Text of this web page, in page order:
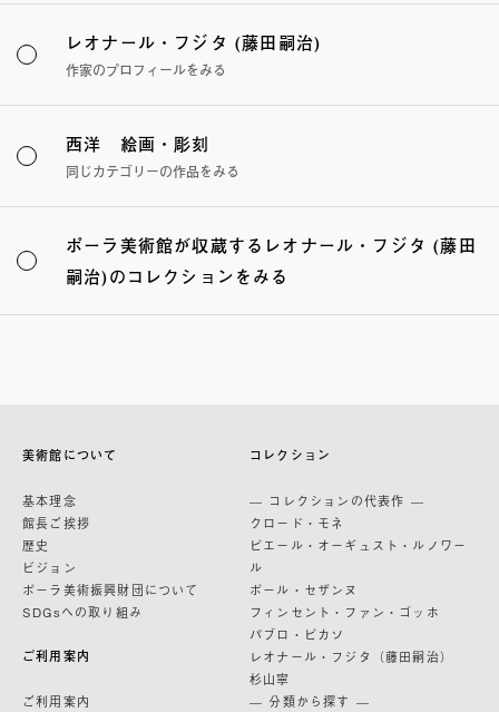
レオナール・フジタ (藤田嗣治)
作家のプロフィールをみる
西洋 絵画・彫刻
同じカテゴリーの作品をみる
ポーラ美術館が収蔵するレオナール・フジタ (藤田
嗣治)のコレクションをみる
美術館について
基本理念
館長ご挨拶
歴史
ビジョン
ポーラ美術振興財団について
SDGsへの取り組み
ご利用案内
ご利用案内
コレクション
— コレクションの代表作 —
クロード・モネ
ピエール・オーギュスト・ルノワー
ル
ポール・セザンヌ
フィンセント・ファン・ゴッホ
パブロ・ピカソ
レオナール・フジタ（藤田嗣治）
杉山寧
— 分類から探す —